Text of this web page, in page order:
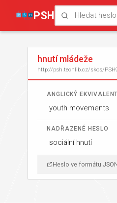
PSH
hnutí mládeže
http://psh.techlib.cz/skos/
ANGLICKÝ EKVIVALENT
youth movements
NADŘAZENÉ HESLO
sociální hnutí
Heslo ve formátu